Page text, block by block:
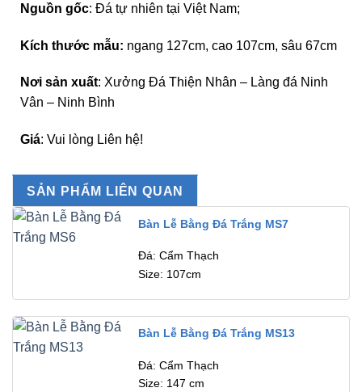
Nguồn gốc: Đá tự nhiên tại Việt Nam;
Kích thước mẫu: ngang 127cm, cao 107cm, sâu 67cm
Nơi sản xuất: Xưởng Đá Thiện Nhân – Làng đá Ninh
Vân – Ninh Bình
Giá: Vui lòng Liên hệ!
SẢN PHẨM LIÊN QUAN
Bàn Lễ Bằng Đá Trắng MS7
Đá: Cẩm Thạch
Size: 107cm
Bàn Lễ Bằng Đá Trắng MS13
Đá: Cẩm Thạch
Size: 147 cm